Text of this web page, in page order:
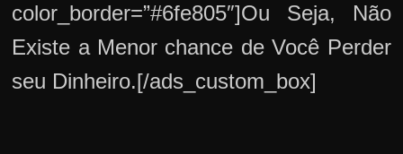
color_border=”#6fe805″]Ou Seja, Não
Existe a Menor chance de Você Perder
seu Dinheiro.[/ads_custom_box]